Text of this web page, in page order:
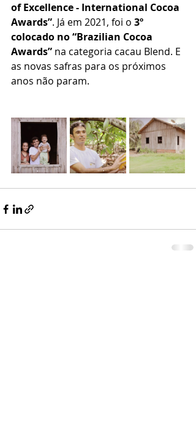
of Excellence - International Cocoa
Awards”. Já em 2021, foi o 3º
colocado no “Brazilian Cocoa
Awards” na categoria cacau Blend. E
as novas safras para os próximos
anos não param.